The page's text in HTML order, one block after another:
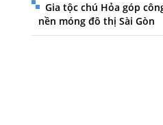
Gia tộc chú Hỏa góp
nền móng đô thị Sài Gòn